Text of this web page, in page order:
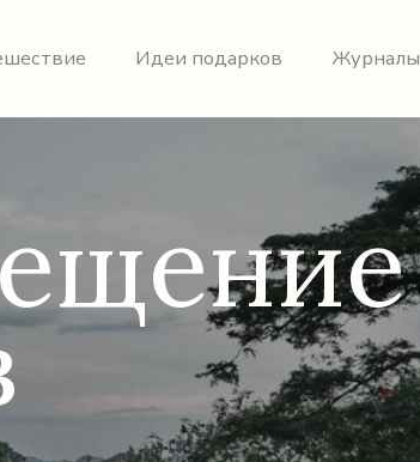
Идеи подарков Журналы